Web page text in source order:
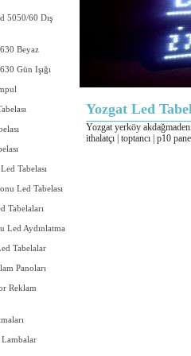
5050/60 Dış
Beyaz
Gün Işığı
Tabelası
Led Tabelası
Tabelaları
Led Aydınlatma
Tabelalar
Panoları
Reklam
Lambalar
Yozgat Led
Yozgat yerköy
ithalatçı | toptancı | p10